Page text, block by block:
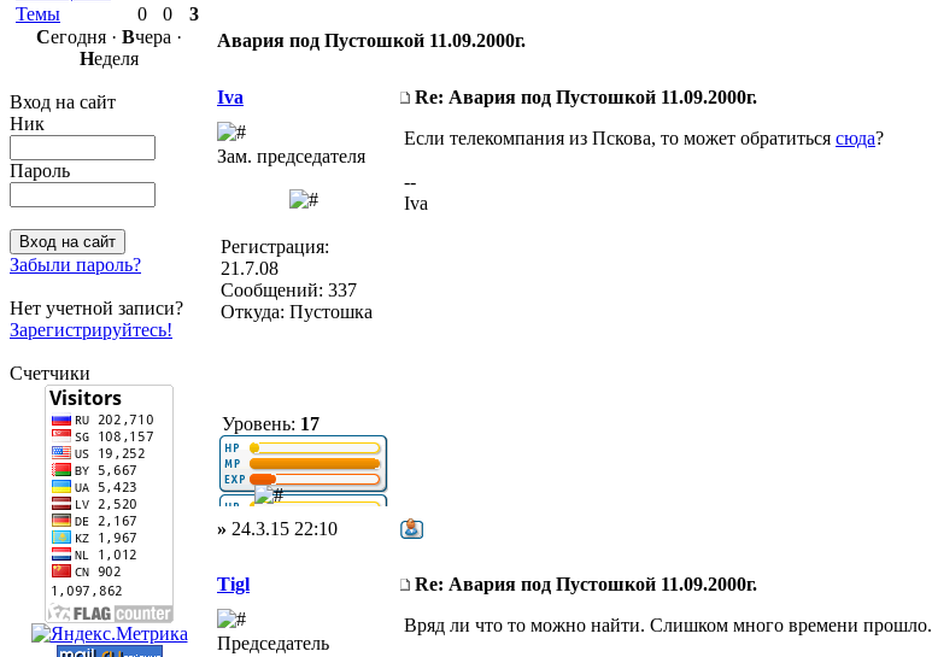
Темы
0 0
3
Сегодня · Вчера ·
Неделя
Вход на сайт
Ник
Пароль
Забыли пароль?
Нет учетной записи?
Зарегистрируйтесь!
Счетчики
Авария под Пустошкой 11.09.2000г.
Iva Re: Авария под Пустошкой 11.09.2000г.
Зам. председателя
Регистрация:
21.7.08
Сообщений: 337
Откуда: Пустошка
Уровень: 17
Если телекомпания из Пскова, то может обратиться сюда?
--
Iva
» 24.3.15 22:10
Tigl Re: Авария под Пустошкой 11.09.2000г.
Председатель
Вряд ли что то можно найти. Слишком много времени прошло.